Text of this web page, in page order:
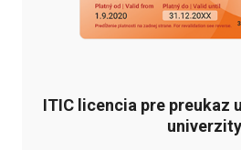
ITIC licencia pre preukaz
univerzity